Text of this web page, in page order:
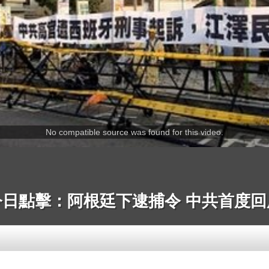
No compatible source was found for this video.
點擊：阿根廷下逮捕令 中共首度